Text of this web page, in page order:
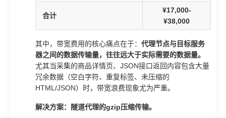
合计
¥17,000-
¥38,000
其中，带宽费用的核心痛点在于： 代理节点与目标服务
器之间的数据传输量，往往远大于实际需要的数据量。
尤其当采集的商品详情页、JSON接口返回内容包含大量
冗余数据（空白字符、重复标签、未压缩的
HTML/JSON）时，带宽浪费现象尤为严重。
解决方案：隧道代理的gzip压缩传输。